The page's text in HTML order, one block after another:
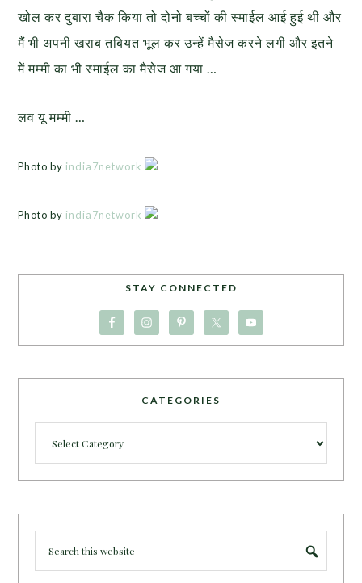
खोल कर दुबारा चैक किया तो दोनो बच्चों की स्माईल आई हुई थी और
मैं भी अपनी खराब तबियत भूल कर उन्हें मैसेज करने लगी और इतने
में मम्मी का भी स्माईल का मैसेज आ गया …
लव यू मम्मी …
Photo by india7network
Photo by india7network
STAY CONNECTED
CATEGORIES